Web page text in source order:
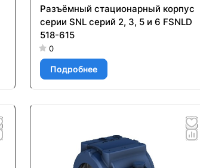
Разъёмный стационарный корпус
серии SNL серий 2, 3, 5 и 6 FSNLD
518-615
0
Подробнее